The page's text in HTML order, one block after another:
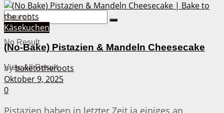
No Result
View All Result
Käsekuchen
(No-Bake) Pistazien & Mandeln Cheesecake
bybaketotheroots
Oktober 9, 2025
0
Pistazien haben in letzter Zeit ja einiges an